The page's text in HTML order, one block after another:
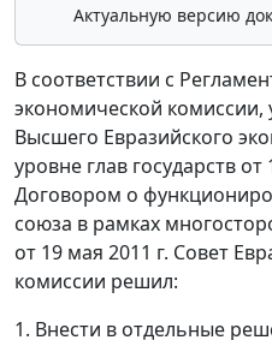
Актуальную версию
В соответствии с
экономической
Высшего Евразийского
уровне глав государств
Договором о
союза в рамках
от 19 мая 2011 г. Совет
комиссии решил:
1. Внести в отдельные